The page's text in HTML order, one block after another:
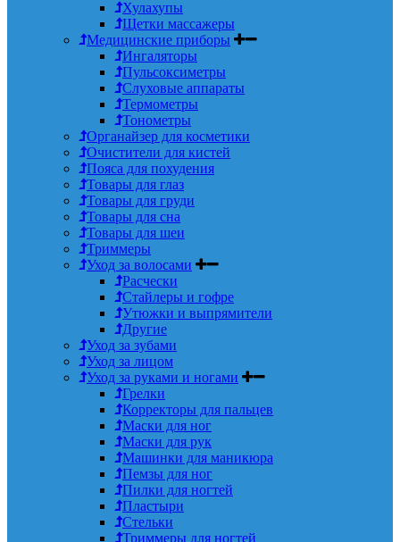
Хулахупы
Щетки массажеры
Медицинские приборы
Ингаляторы
Пульсоксиметры
Слуховые аппараты
Термометры
Тонометры
Органайзер для косметики
Очистители для кистей
Пояса для похудения
Товары для глаз
Товары для груди
Товары для сна
Товары для шеи
Триммеры
Уход за волосами
Расчески
Стайлеры и гофре
Утюжки и выпрямители
Другие
Уход за зубами
Уход за лицом
Уход за руками и ногами
Грелки
Корректоры для пальцев
Маски для ног
Маски для рук
Машинки для маникюра
Пемзы для ног
Пилки для ногтей
Пластыри
Стельки
Триммеры для ногтей